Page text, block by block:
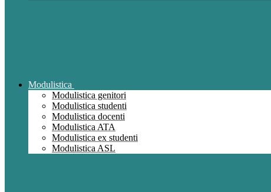
Modulistica
Modulistica genitori
Modulistica studenti
Modulistica docenti
Modulistica ATA
Modulistica ex studenti
Modulistica ASL